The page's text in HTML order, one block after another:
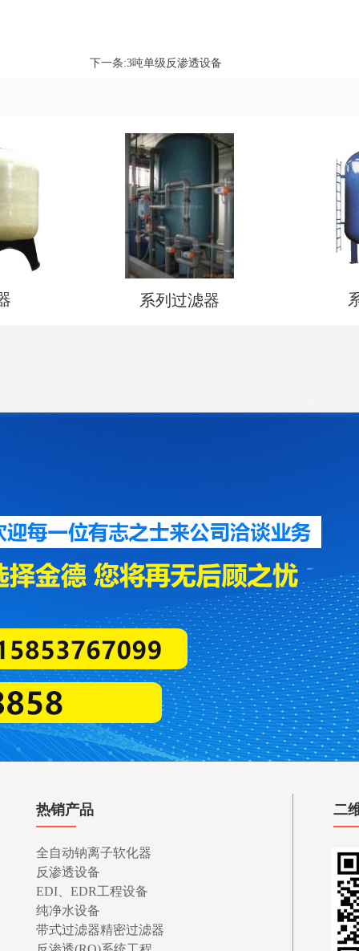
下一条:3吨单级反渗透设备
系列过滤器
热销产品
全自动钠离子软化器
反渗透设备
EDI、EDR工程设备
纯净水设备
带式过滤器精密过滤器
二